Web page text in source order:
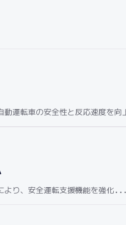
動運転車の安全性と反応速度を
より、安全運転支援機能を強化...